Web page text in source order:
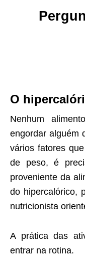
O
Nenhum
engordar alguém
vários fatores
de peso, é
proveniente da
do hipercalórico,
nutricionista
A prática das
entrar na rotina.